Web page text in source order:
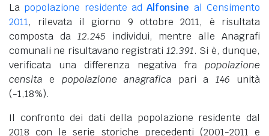
La popolazione residente adAlfonsine al Censimento
2011, rilevata il giorno 9 ottobre 2011, è risultata
composta da 12.245 individui, mentre alle Anagrafi
comunali ne risultavano registrati 12.391. Si è, dunque,
verificata una differenza negativa fra popolazione
censita e popolazione anagrafica pari a 146 unità
(-1,18%).
Il confronto dei dati della popolazione residente dal
2018 con le serie storiche precedenti (2001-2011 e